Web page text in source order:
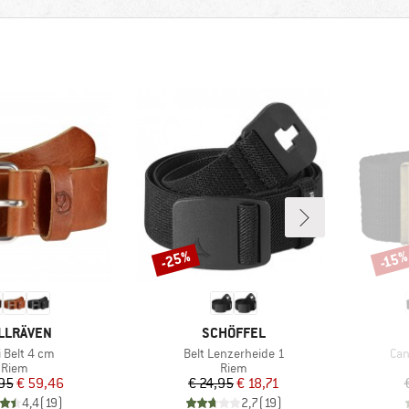
Belt 4 cm
Productgroep
Riem
Prijs
Verlaagde prijs
€ 59,46
4,4(19)
MERK
SCHÖFFEL
Artikel
Belt Lenzerheide 1
Productgroep
Riem
Prijs
€ 24,95Verlaagde prijs
€ 18,71
2,7(19)
Korting
-25% -